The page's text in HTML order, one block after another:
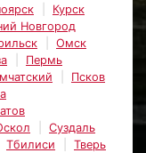
Курск
Новгород
Омск
Пермь
Псков
Суздаль
Тбилиси
Тверь